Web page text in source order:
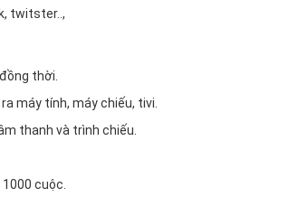
twitster..,
thời.
máy tính, máy chiếu, tivi.
thanh và trình chiếu.
cuộc.